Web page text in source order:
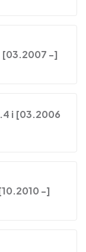
[03.2007 -]
i [03.2006
-]